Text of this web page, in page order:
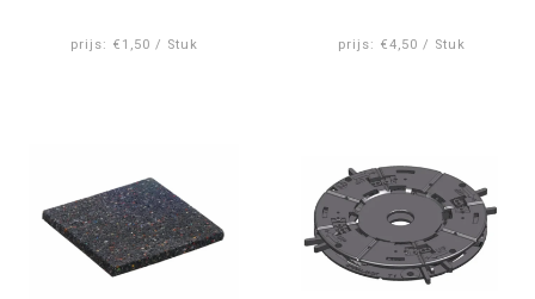
prijs: €1,50 / Stuk prijs: €4,50 / Stuk